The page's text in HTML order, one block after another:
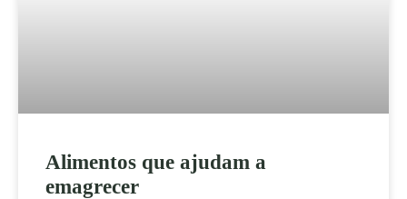
Alimentos que ajudam a
emagrecer